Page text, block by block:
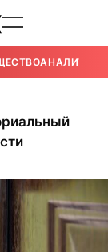
АНАЛИТИКА